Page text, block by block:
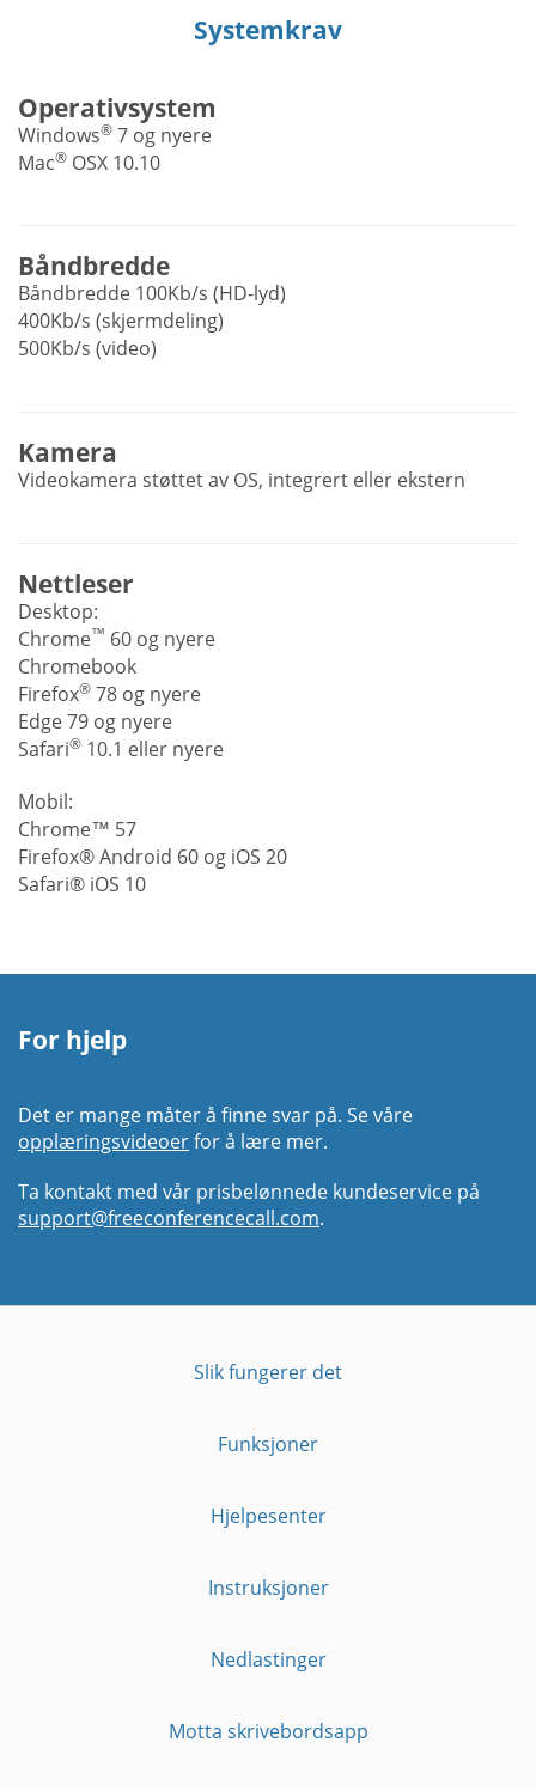
Systemkrav
Operativsystem
Windows® 7 og nyere
Mac® OSX 10.10
Båndbredde
Båndbredde 100Kb/s (HD-lyd)
400Kb/s (skjermdeling)
500Kb/s (video)
Kamera
Videokamera støttet av OS, integrert eller ekstern
Nettleser
Desktop:
Chrome™ 60 og nyere
Chromebook
Firefox® 78 og nyere
Edge 79 og nyere
Safari® 10.1 eller nyere
Mobil:
Chrome™ 57
Firefox® Android 60 og iOS 20
Safari® iOS 10
For hjelp
Det er mange måter å finne svar på. Se våre
opplæringsvideoerfor å lære mer.
Ta kontakt med vår prisbelønnede kundeservice på
support@freeconferencecall.com.
Slik fungerer det
Funksjoner
Hjelpesenter
Instruksjoner
Nedlastinger
Motta skrivebordsapp